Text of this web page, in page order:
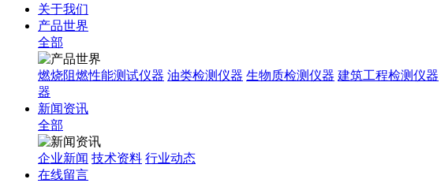
关于我们
产品世界
全部
燃烧阻燃性能测试仪器 油类检测仪器 生物质检测仪器 建筑工程检测仪器
器
新闻资讯
全部
企业新闻 技术资料 行业动态
在线留言